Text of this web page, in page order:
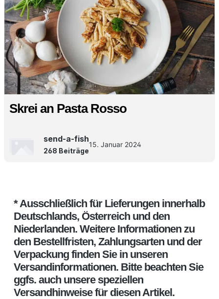
Skrei an Pasta Rosso
send-a-fish
268 Beiträge
15. Januar 2024
* Ausschließlich für Lieferungen innerhalb
Deutschlands, Österreich und den
Niederlanden. Weitere Informationen zu
den Bestellfristen, Zahlungsarten und der
Verpackung finden Sie in unseren
Versandinformationen. Bitte beachten Sie
ggfs. auch unsere speziellen
Versandhinweise für diesen Artikel.